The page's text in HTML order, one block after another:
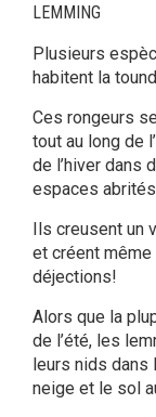
LEMMING
Plusieurs
habitent la
Ces rongeurs
tout au long de
de l’hiver dans
espaces
Ils creusent un
et créent
déjections!
Alors que la
de l’été, les
leurs nids dans
neige et le sol